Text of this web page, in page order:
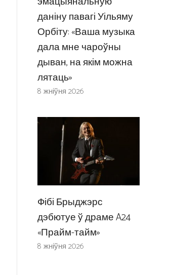
даніну павагі Уільяму
Орбіту: «Ваша музыка
дала мне чароўны
дыван, на якім можна
лятаць»
8 жніўня 2026
Фібі Брыджэрс
дэбютуе ў драме A24
«Прайм-тайм»
8 жніўня 2026